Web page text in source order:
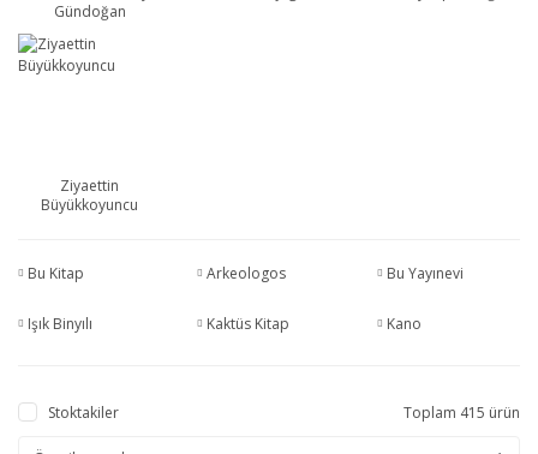
Gündoğan
Ziyaettin
Büyükkoyuncu
Bu Kitap Arkeologos Bu Yayınevi
Işık Binyılı Kaktüs Kitap Kano
Stoktakiler Toplam 415 ürün